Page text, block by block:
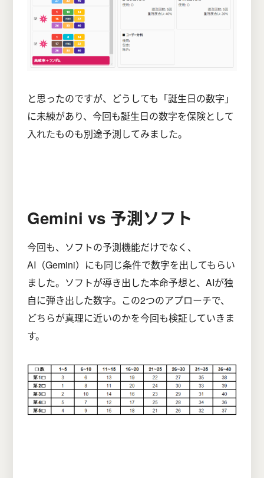
と思ったのですが、どうしても「誕生日の数字」
に未練があり、今回も誕生日の数字を保険として
入れたものも別途予測してみました。
Gemini vs 予測ソフト
今回も、ソフトの予測機能だけでなく、
AI（Gemini）にも同じ条件で数字を出してもらい
ました。ソフトが導き出した本命予想と、AIが独
自に弾き出した数字。この2つのアプローチで、
どちらが真理に近いのかを今回も検証していきま
す。